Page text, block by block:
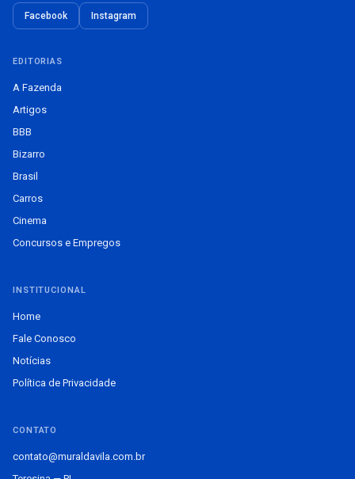
Facebook Instagram
EDITORIAS
A Fazenda
Artigos
BBB
Bizarro
Brasil
Carros
Cinema
Concursos e Empregos
INSTITUCIONAL
Home
Fale Conosco
Notícias
Política de Privacidade
CONTATO
contato@muraldavila.com.br